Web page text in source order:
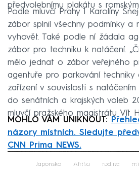
předvolebnímu plakátu s
Podle mluvčí Prahy 1 Karolíny
zábor splnil všechny podmínky a
vyhovět. Také podle ní žádala
zábor pro techniku k natáčení.
mělo jednat o zábor veřejného
agentuře pro parkování techniky
zařízení v souvislosti s
do senátních a krajských voleb
mluvčí pražského magistrátu Vít
MOHLO VÁM UNIKNOUT:
názory místních. Sledujte
CNN Prima NEWS.
Failed to
Japonsko Afrika rodina